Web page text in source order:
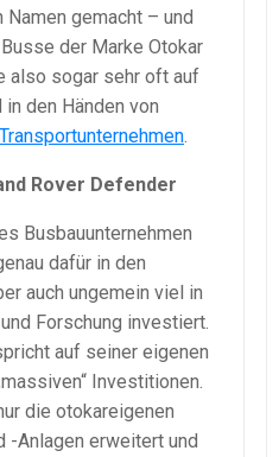
gemacht – und
der Marke Otokar
also sogar sehr oft auf
den Händen von
Transportunternehmen.
Rover Defender
Busbauunternehmen
dafür in den
auch ungemein viel in
Forschung investiert.
auf seiner eigenen
Investitionen.
die otokareigenen
-Anlagen erweitert und